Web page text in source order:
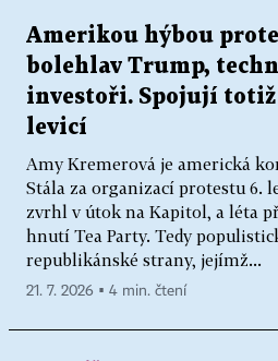
Amerikou hýbou
bolehlav Trump,
investoři. Spojují totiž
levicí
Amy Kremerová je americká
Stála za organizací protestu 6.
zvrhl v útok na Kapitol, a léta
hnutí Tea Party. Tedy
republikánské strany, jejímž...
21. 7. 2026 ▪ 4 min. čtení